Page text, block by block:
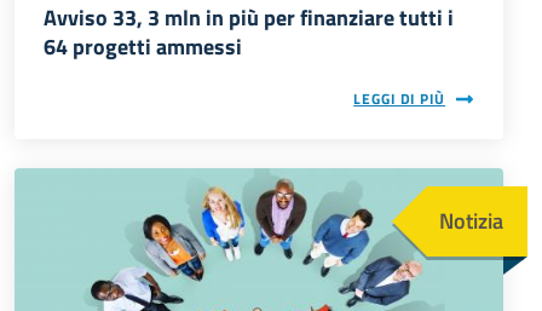
Avviso 33, 3 mln in più per finanziare tutti i
64 progetti ammessi
LEGGI DI PIÙ
Notizia